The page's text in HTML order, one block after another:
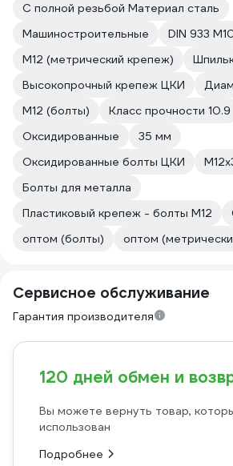
С полной резьбой Материал сталь
Машиностроительные
DIN 933
М12 (метрический крепеж)
Высокопрочный крепеж ЦКИ
М12 (болты)
Класс прочности 10.9
Оксидированные
35 мм
Оксидированные болты ЦКИ
Болты для металла
Пластиковый крепеж - болты М12
оптом (болты)
оптом
Сервисное обслуживание
Гарантия производителя
120 дней обмен и
Вы можете вернуть товар,
использован
Подробнее